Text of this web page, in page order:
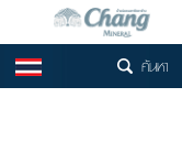
TH ค้นหา